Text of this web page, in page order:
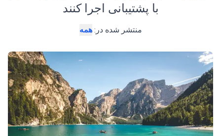
با پشتیبانی اجرا کنند
منتشر شده در : همه